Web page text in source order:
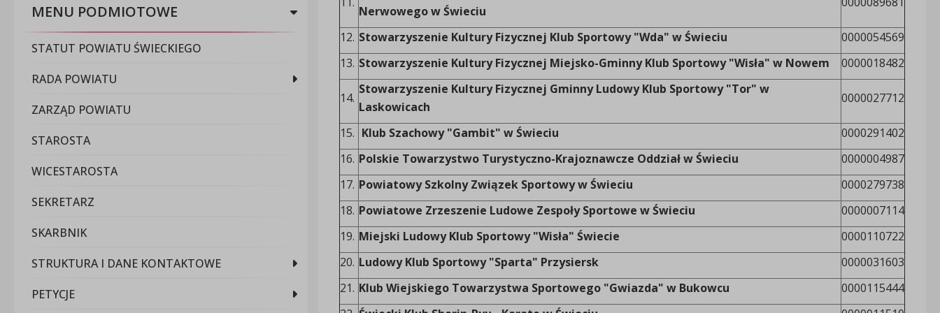
MENU PODMIOTOWE
STATUT POWIATU ŚWIECKIEGO
RADA POWIATU
ZARZĄD POWIATU
STAROSTA
WICESTAROSTA
SEKRETARZ
SKARBNIK
STRUKTURA I DANE KONTAKTOWE
PETYCJE
Nerwowego w Świeciu
12. Stowarzyszenie Kultury Fizycznej Klub Sportowy "Wda" w Świeciu
0000054569
13. Stowarzyszenie Kultury Fizycznej Miejsko-Gminny Klub Sportowy "Wisła" w Nowem 0000018482
14.
Stowarzyszenie Kultury Fizycznej Gminny Ludowy Klub Sportowy "Tor" w
Laskowicach
0000027712
15. Klub Szachowy "Gambit" w Świeciu
0000291402
16. Polskie Towarzystwo Turystyczno-Krajoznawcze Oddział w Świeciu
0000004987
17. Powiatowy Szkolny Związek Sportowy w Świeciu
0000279738
18. Powiatowe Zrzeszenie Ludowe Zespoły Sportowe w Świeciu
0000007114
19. Miejski Ludowy Klub Sportowy "Wisła" Świecie
0000110722
20. Ludowy Klub Sportowy "Sparta" Przysiersk
0000031603
21. Klub Wiejskiego Towarzystwa Sportowego "Gwiazda" w Bukowcu
0000115444